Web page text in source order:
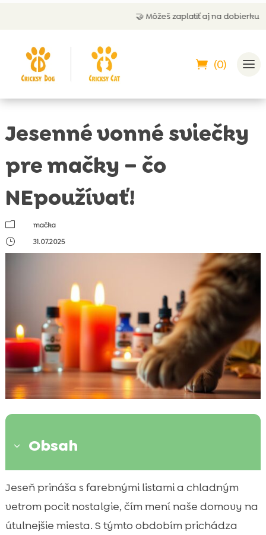
🤝 Môžeš zaplatiť aj na dobierku
(0)
Jesenné vonné sviečky
pre mačky – čo
NEpoužívať!
m
mačka
}
31.07.2025
3 Obsah
 Úvod do problematiky jesenných vonných
sviečok

Bežné ingrediencie vonných sviečok a ich
Jeseň prináša s farebnými listami a chladným
vetrom pocit nostalgie, čím mení naše domovy na
útulnejšie miesta. S týmto obdobím prichádza